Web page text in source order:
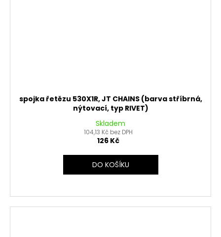
spojka řetězu 530X1R, JT CHAINS (barva stříbrná,
nýtovací, typ RIVET)
Skladem
104,13 Kč bez DPH
126 Kč
DO KOŠÍKU